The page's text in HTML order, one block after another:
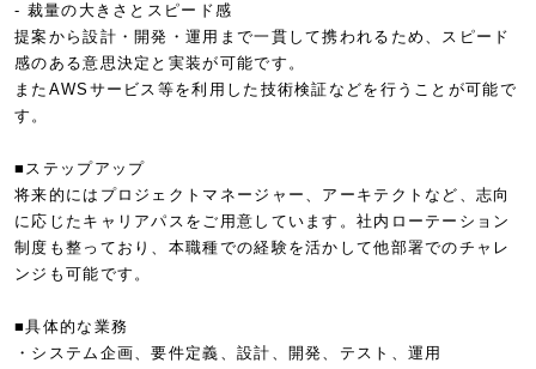
- 裁量の大きさとスピード感
提案から設計・開発・運用まで一貫して携われるため、スピード
感のある意思決定と実装が可能です。
またAWSサービス等を利用した技術検証などを行うことが可能で
す。
■ステップアップ
将来的にはプロジェクトマネージャー、アーキテクトなど、志向
に応じたキャリアパスをご用意しています。社内ローテーション
制度も整っており、本職種での経験を活かして他部署でのチャレ
ンジも可能です。
■具体的な業務
・システム企画、要件定義、設計、開発、テスト、運用